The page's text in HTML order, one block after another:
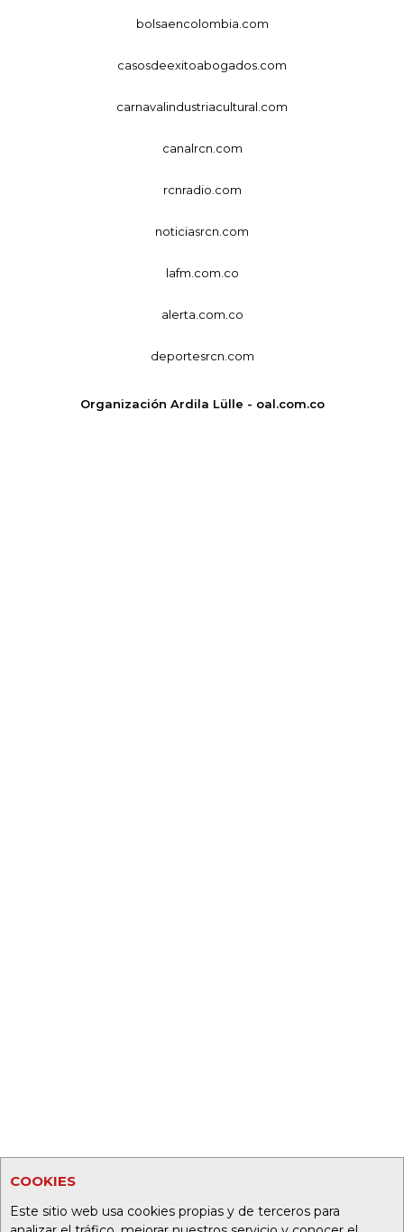
COOKIES
Este sitio web usa cookies propias y de terceros para
bolsaencolombia.com
casosdeexitoabogados.com
carnavalindustriacultural.com
canalrcn.com
rcnradio.com
noticiasrcn.com
lafm.com.co
alerta.com.co
deportesrcn.com
Organización Ardila Lülle - oal.com.co